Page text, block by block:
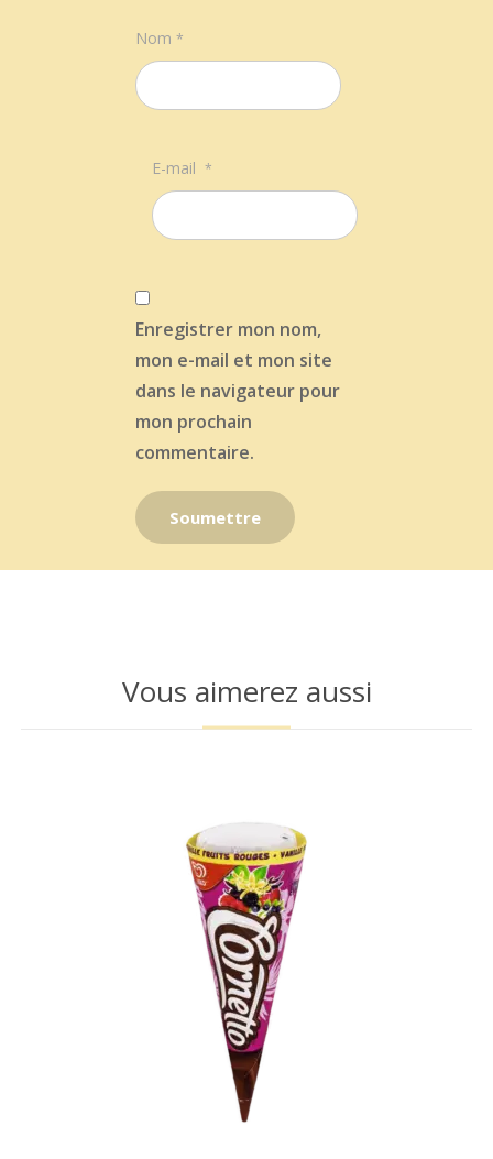
Nom*
E-mail*
Enregistrer mon nom,
mon e-mail et mon site
dans le navigateur pour
mon prochain
commentaire.
Vous aimerez aussi